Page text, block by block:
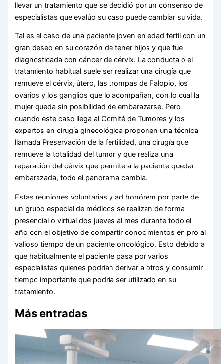
llevar un tratamiento que se decidió por un consenso de
especialistas que evalúo su caso puede cambiar su vida.
Tal es el caso de una paciente joven en edad fértil con un
gran deseo en su corazón de tener hijos y que fue
diagnosticada con cáncer de cérvix. La conducta o el
tratamiento habitual suele ser realizar una cirugía que
remueve el cérvix, útero, las trompas de Falopio, los
ovarios y los ganglios que lo acompañan, con lo cual la
mujer queda sin posibilidad de embarazarse. Pero
cuando este caso llega al Comité de Tumores y los
expertos en cirugía ginecológica proponen una técnica
llamada Preservación de la fertilidad, una cirugía que
remueve la totalidad del tumor y que realiza una
reparación del cérvix que permite a la paciente quedar
embarazada, todo el panorama cambia.
Estas reuniones voluntarias y ad honórem por parte de
un grupo especial de médicos se realizan de forma
presencial o virtual dos jueves al mes durante todo el
año con el objetivo de compartir conocimientos en pro al
valioso tiempo de un paciente oncológico. Esto debido a
que habitualmente el paciente pasa por varios
especialistas quienes podrían derivar a otros y consumir
tiempo importante que podría ser utilizado en su
tratamiento.
Más entradas